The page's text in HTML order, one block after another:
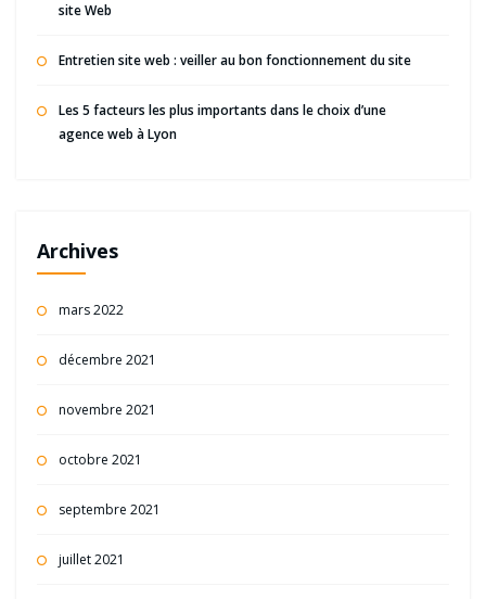
site Web
Entretien site web : veiller au bon fonctionnement du site
Les 5 facteurs les plus importants dans le choix d’une
agence web à Lyon
Archives
mars 2022
décembre 2021
novembre 2021
octobre 2021
septembre 2021
juillet 2021